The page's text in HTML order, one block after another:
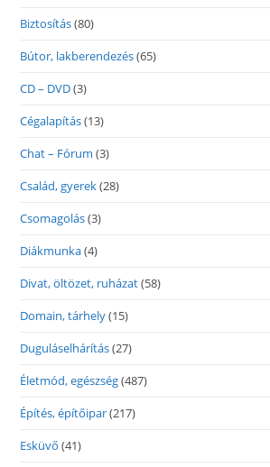
Biztosítás(80)
Bútor, lakberendezés(65)
CD – DVD(3)
Cégalapítás(13)
Chat – Fórum (3)
Család, gyerek(28)
Csomagolás(3)
Diákmunka(4)
Divat, öltözet, ruházat(58)
Domain, tárhely(15)
Duguláselhárítás(27)
Életmód, egészség(487)
Építés, építőipar(217)
Esküvő (41)